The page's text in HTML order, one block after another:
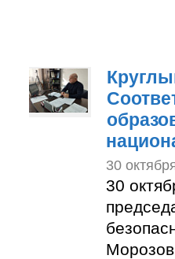
30
30